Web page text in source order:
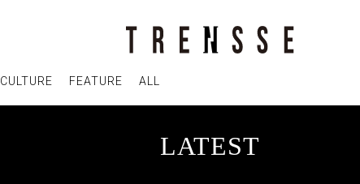
CULTURE FEATURE ALL
LATEST